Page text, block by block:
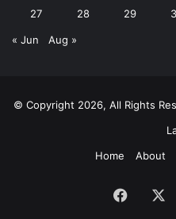
27 28 29
« Jun Aug »
© Copyright 2026, All Rights
Home
About